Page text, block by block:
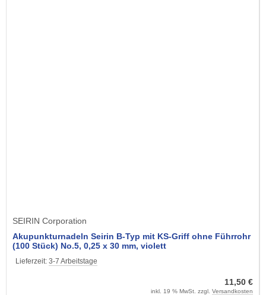
SEIRIN Corporation
Akupunkturnadeln Seirin B-Typ mit KS-Griff ohne Führrohr
(100 Stück) No.5, 0,25 x 30 mm, violett
Lieferzeit: 3-7 Arbeitstage
11,50 €
inkl. 19 % MwSt. zzgl. Versandkosten